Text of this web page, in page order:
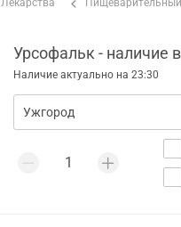
Лекарства
Урсофальк - наличие
Наличие актуально на 23:30